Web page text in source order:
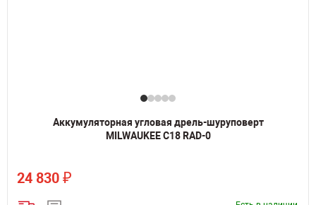
Аккумуляторная угловая дрель-шуруповерт
MILWAUKEE C18 RAD-0
24 830 ₽